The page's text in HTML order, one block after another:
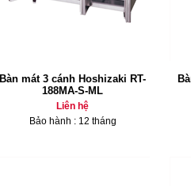
Bàn mát 3 cánh Hoshizaki RT-
188MA-S-ML
Liên hệ
Bảo hành : 12 tháng